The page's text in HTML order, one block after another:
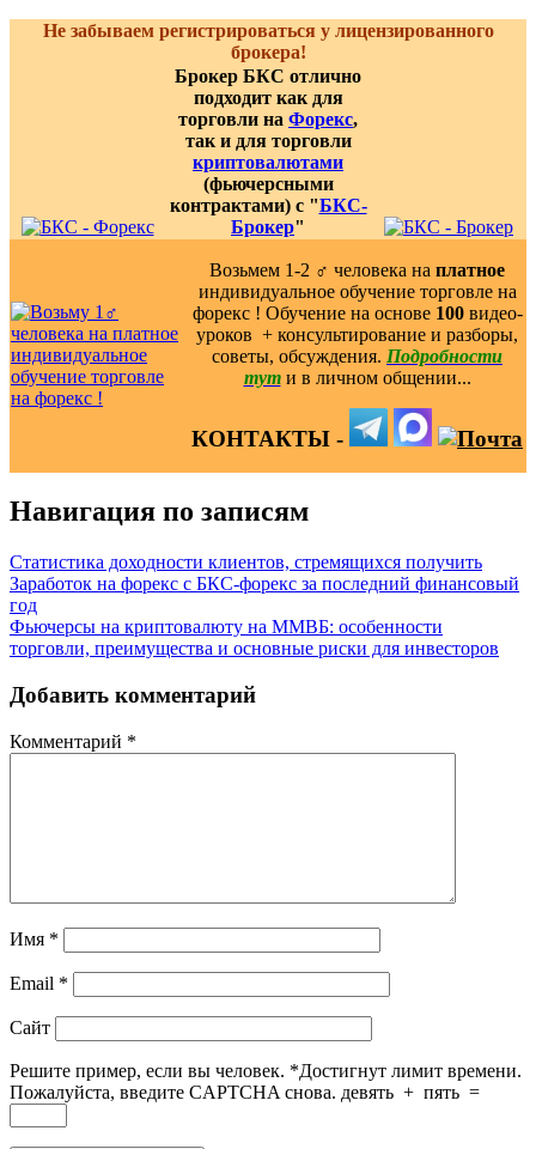
Не забываем регистрироваться у лицензированного
брокера!
Брокер БКС отлично
подходит как для
торговли на Форекс,
так и для торговли
криптовалютами
(фьючерсными
контрактами) с "БКС-
Брокер"
Возьмем 1-2 ‍♂️ человека на платное
индивидуальное обучение торговле на
форекс ! Обучение на основе 100видео-
уроков ️ + консультирование и разборы,
советы, обсуждения. Подробности
тут и в личном общении...
КОНТАКТЫ -
Навигация по записям
Статистика доходности клиентов, стремящихся получить
Заработок на форекс с БКС-форекс за последний финансовый
год
Фьючерсы на криптовалюту на ММВБ: особенности
торговли, преимущества и основные риски для инвесторов
Добавить комментарий
Комментарий *
Имя *
Email *
Сайт
Решите пример, если вы человек. *Достигнут лимит времени.
Пожалуйста, введите CAPTCHA снова. девять + пять =